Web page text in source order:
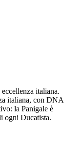
italiana.
italiana, con DNA
la Panigale è
ogni Ducatista.